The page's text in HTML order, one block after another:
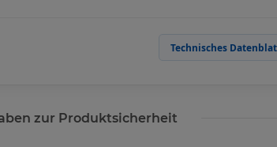
Technisches
zur Produktsicherheit